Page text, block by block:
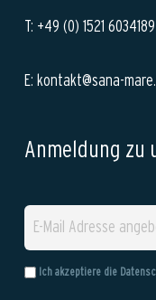
T: +49 (0) 1521 6034189
E: kontakt@sana-
Anmeldung zu
Ich akzeptiere die